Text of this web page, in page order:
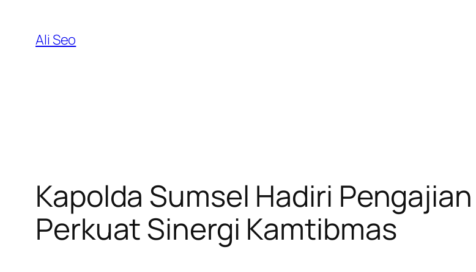
content
Ali Seo
Kapolda Sumsel Hadiri Pengajian
Perkuat Sinergi Kamtibmas